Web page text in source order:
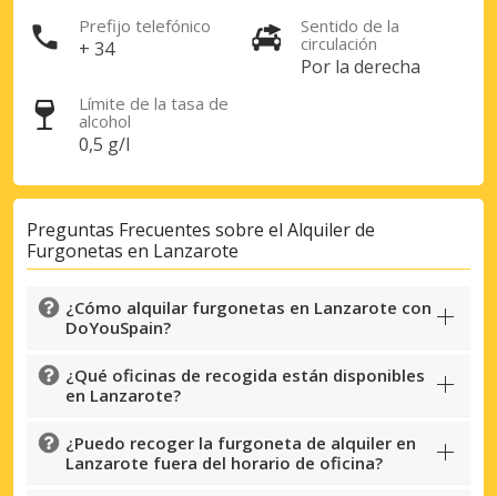
Descuentos especiales
Prefijo telefónico
+ 34
Sentido de la
circulación
Por la derecha
Límite de la tasa de
alcohol
0,5 g/l
Preguntas Frecuentes sobre el Alquiler de
Furgonetas en Lanzarote
¿Cómo alquilar furgonetas en Lanzarote con
DoYouSpain?
¿Qué oficinas de recogida están disponibles
en Lanzarote?
¿Puedo recoger la furgoneta de alquiler en
Lanzarote fuera del horario de oficina?